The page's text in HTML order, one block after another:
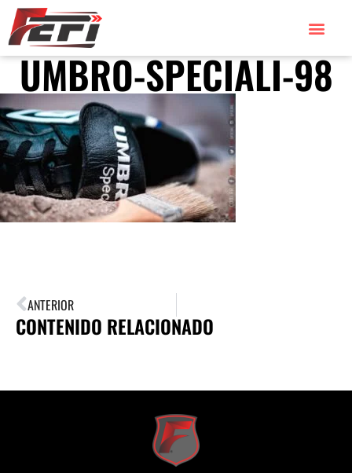
UMBRO-SPECIALI-98
ANTERIOR
CONTENIDO RELACIONADO